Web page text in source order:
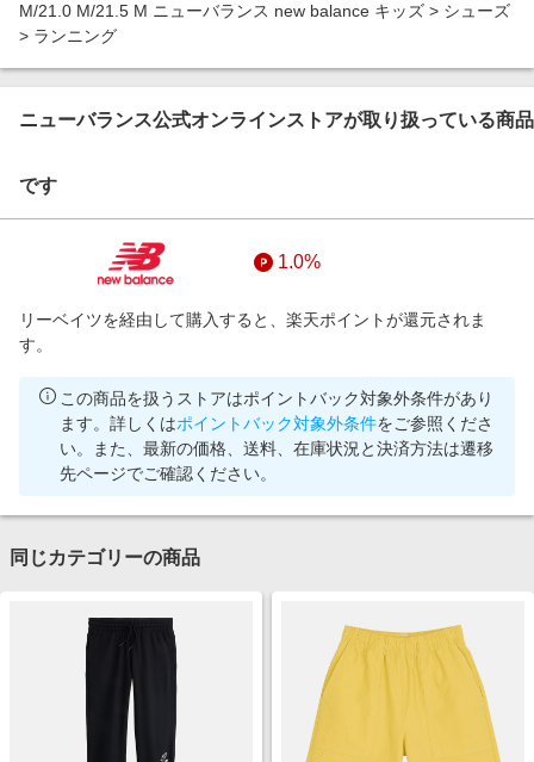
M/21.0 M/21.5 M ニューバランス new balance キッズ > シューズ
> ランニング
ニューバランス公式オンラインストアが取り扱っている商品
です
1.0%
リーベイツを経由して購入すると、楽天ポイントが還元されま
す。
この商品を扱うストアはポイントバック対象外条件があり
ます。詳しくはポイントバック対象外条件をご参照くださ
い。また、最新の価格、送料、在庫状況と決済方法は遷移
先ページでご確認ください。
同じカテゴリーの商品